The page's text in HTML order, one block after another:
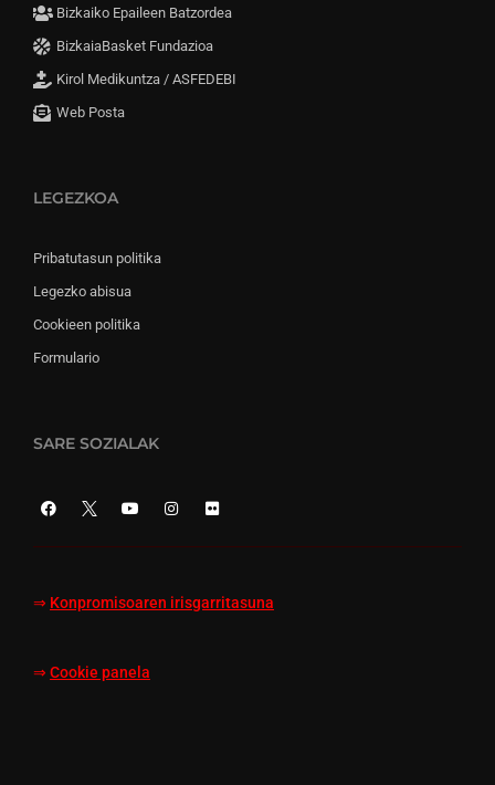
Bizkaiko Epaileen Batzordea
BizkaiaBasket Fundazioa
Kirol Medikuntza / ASFEDEBI
Web Posta
LEGEZKOA
Pribatutasun politika
Legezko abisua
Cookieen politika
Formulario
SARE SOZIALAK
⇒ Konpromisoaren irisgarritasuna
⇒ Cookie panela